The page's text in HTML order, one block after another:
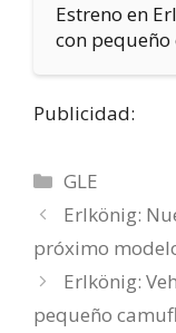
Estreno en
con
Publicidad:
Categorías
GLE
Erlkönig:
próximo
Erlkönig:
pequeño